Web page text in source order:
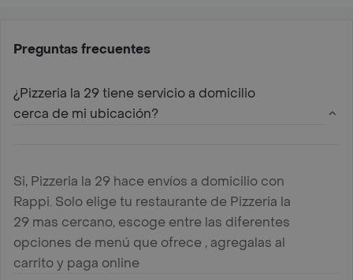
Preguntas frecuentes
¿Pizzeria la 29 tiene servicio a domicilio
cerca de mi ubicación?
Si, Pizzeria la 29 hace envíos a domicilio con
Rappi. Solo elige tu restaurante de Pizzeria la
29 mas cercano, escoge entre las diferentes
opciones de menú que ofrece , agregalas al
carrito y paga online